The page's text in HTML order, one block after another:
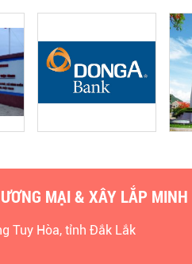
MẠI & XÂY LẮP
Tuy Hòa, tỉnh Đắk Lắk